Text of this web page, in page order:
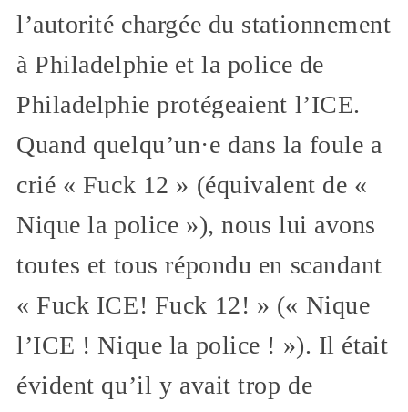
l’autorité chargée du stationnement
à Philadelphie et la police de
Philadelphie protégeaient l’ICE.
Quand quelqu’un·e dans la foule a
crié « Fuck 12 » (équivalent de «
Nique la police »), nous lui avons
toutes et tous répondu en scandant
« Fuck ICE! Fuck 12! » (« Nique
l’ICE ! Nique la police ! »). Il était
évident qu’il y avait trop de